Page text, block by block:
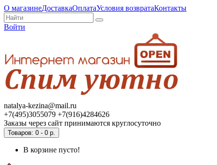
О магазинеДоставкаОплатаУсловия возвратаКонтакты
Войти
natalya-kezina@mail.ru
+7(495)3055079 +7(916)4284626
Заказы через сайт принимаются круглосуточно
Товаров: 0 - 0 р.
В корзине пусто!